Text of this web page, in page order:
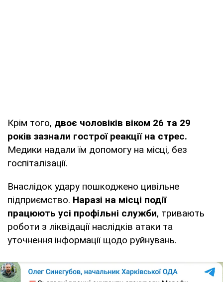
Крім того, двоє чоловіків віком 26 та 29
років зазнали гострої реакції на стрес.
Медики надали їм допомогу на місці, без
госпіталізації.
Внаслідок удару пошкоджено цивільне
підприємство. Наразі на місці події
працюють усі профільні служби, тривають
роботи з ліквідації наслідків атаки та
уточнення інформації щодо руйнувань.